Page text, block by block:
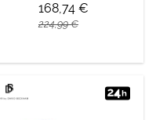
168,74 €
224,99 €